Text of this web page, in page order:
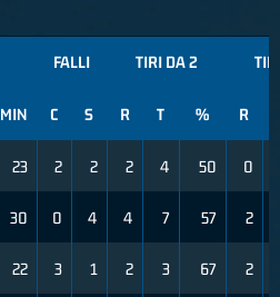
FALLI TIRI DA 2
MIN C S R T % R
23 2 2 2 4 50 0
30 0 4 4 7 57 2
22 3 1 2 3 67 2